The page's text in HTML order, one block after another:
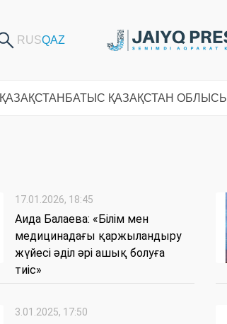
ҚАЗАҚСТАН БАТЫС ҚАЗАҚСТАН ОБЛЫСЫ
17.01.2026, 18:45
Аида Балаева: «Білім мен
медицинадағы қаржыландыру
жүйесі әділ әрі ашық болуға
тиіс»
3.01.2025, 17:50